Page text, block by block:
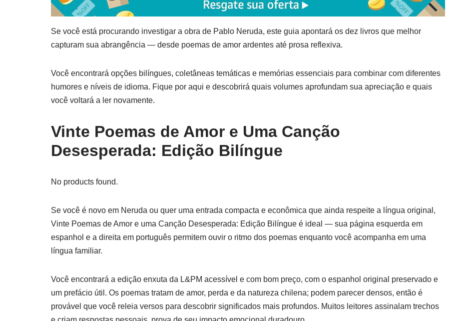
Se você está procurando investigar a obra de Pablo Neruda, este guia apontará os dez livros que melhor
capturam sua abrangência — desde poemas de amor ardentes até prosa reflexiva.
Você encontrará opções bilíngues, coletâneas temáticas e memórias essenciais para combinar com diferentes
humores e níveis de idioma. Fique por aqui e descobrirá quais volumes aprofundam sua apreciação e quais
você voltará a ler novamente.
Vinte Poemas de Amor e Uma Canção
Desesperada: Edição Bilíngue
No products found.
Se você é novo em Neruda ou quer uma entrada compacta e econômica que ainda respeite a língua original,
Vinte Poemas de Amor e uma Canção Desesperada: Edição Bilíngue é ideal — sua página esquerda em
espanhol e a direita em português permitem ouvir o ritmo dos poemas enquanto você acompanha em uma
língua familiar.
Você encontrará a edição enxuta da L&PM acessível e com bom preço, com o espanhol original preservado e
um prefácio útil. Os poemas tratam de amor, perda e da natureza chilena; podem parecer densos, então é
provável que você releia versos para descobrir significados mais profundos. Muitos leitores assinalam trechos